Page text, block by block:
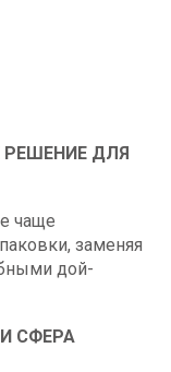
ДЛЯ
чаще
заменяя
дой-
СФЕРА